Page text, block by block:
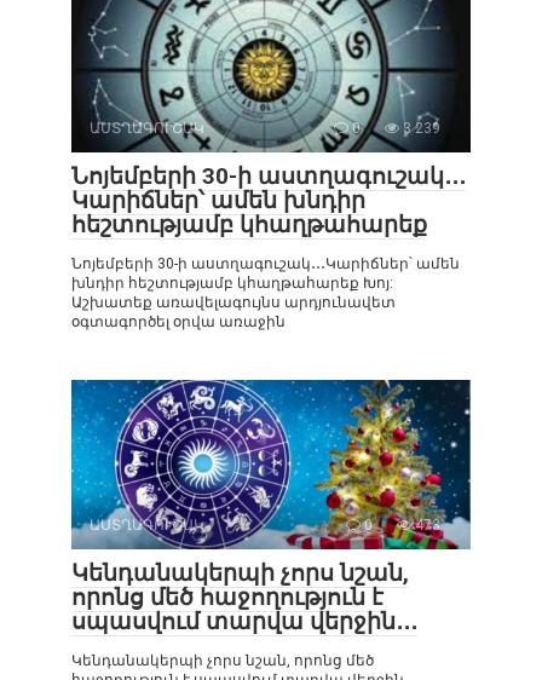
ԱՍՏՂԱԳՈՒՇԱԿ 0 3 239
Նոյեմբերի 30-ի աստղագուշակ․․․
Կարիճներ՝ ամեն խնդիր
հեշտությամբ կհաղթահարեք
Նոյեմբերի 30-ի աստղագուշակ․․․Կարիճներ՝ ամեն
խնդիր հեշտությամբ կհաղթահարեք Խոյ:
Աշխատեք առավելագույնս արդյունավետ
օգտագործել օրվա առաջին
ԱՍՏՂԱԳՈՒՇԱԿ 0 473
Կենդանակերպի չորս նշան,
որոնց մեծ հաջողություն է
սպասվում տարվա վերջին․․․
Կենդանակերպի չորս նշան, որոնց մեծ